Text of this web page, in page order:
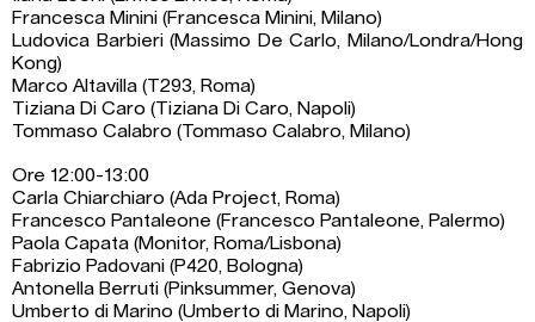
Francesca Minini (Francesca Minini, Milano)
Ludovica Barbieri (Massimo De Carlo, Milano/Londra/Hong
Kong)
Marco Altavilla (T293, Roma)
Tiziana Di Caro (Tiziana Di Caro, Napoli)
Tommaso Calabro (Tommaso Calabro, Milano)
Ore 12:00-13:00
Carla Chiarchiaro (Ada Project, Roma)
Francesco Pantaleone (Francesco Pantaleone, Palermo)
Paola Capata (Monitor, Roma/Lisbona)
Fabrizio Padovani (P420, Bologna)
Antonella Berruti (Pinksummer, Genova)
Umberto di Marino (Umberto di Marino, Napoli)